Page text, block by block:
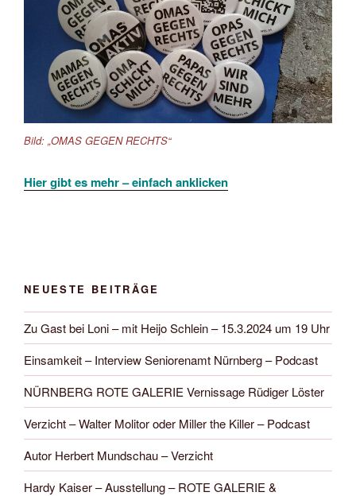
Bild: „OMAS GEGEN RECHTS“
Hier gibt es mehr – einfach anklicken
NEUESTE BEITRÄGE
Zu Gast bei Loni – mit Heijo Schlein – 15.3.2024 um 19 Uhr
Einsamkeit – Interview Seniorenamt Nürnberg – Podcast
NÜRNBERG ROTE GALERIE Vernissage Rüdiger Löster
Verzicht – Walter Molitor oder Miller the Killer – Podcast
Autor Herbert Mundschau – Verzicht
Hardy Kaiser – Ausstellung – ROTE GALERIE &